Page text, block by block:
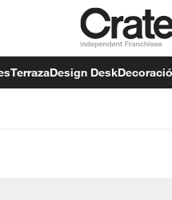
TerrazaDesign Desk